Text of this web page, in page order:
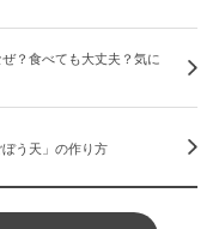
？食べても大丈夫？気に
う天」の作り方